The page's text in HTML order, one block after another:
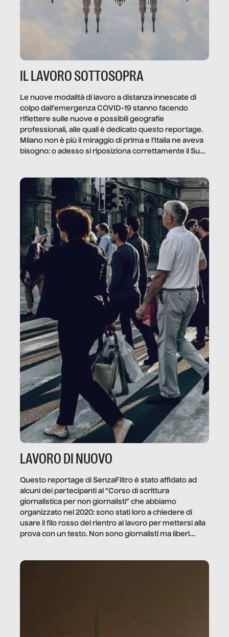
IL LAVORO SOTTOSOPRA
Le nuove modalità di lavoro a distanza innescate di
colpo dall’emergenza COVID-19 stanno facendo
riflettere sulle nuove e possibili geografie
professionali, alle quali è dedicato questo reportage.
Milano non è più il miraggio di prima e l’Italia ne aveva
bisogno: o adesso si riposiziona correttamente il Sud
LAVORO DI NUOVO
Questo reportage di SenzaFiltro è stato affidato ad
alcuni dei partecipanti al “Corso di scrittura
giornalistica per non giornalisti” che abbiamo
organizzato nel 2020: sono stati loro a chiedere di
usare il filo rosso del rientro al lavoro per mettersi alla
prova con un testo. Non sono giornalisti ma liberi